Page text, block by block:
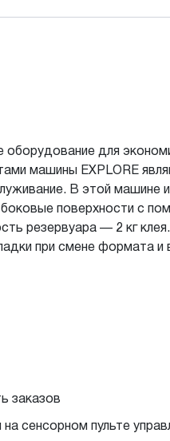
для
машины EXPLORE
В этой машине
поверхности с
резервуара — 2 кг
при смене формата и
заказов
сенсорном пульте